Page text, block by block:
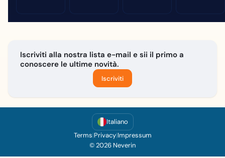
Iscriviti alla nostra lista e-mail e sii il primo a
conoscere le ultime novità.
Iscriviti
Italiano
Terms|Privacy|Impressum
© 2026 Neverin